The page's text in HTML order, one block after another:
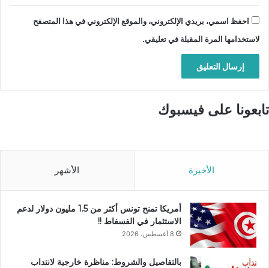
احفظ اسمي، بريدي الإلكتروني، والموقع الإلكتروني في هذا المتصفح
لاستخدامها المرة المقبلة في تعليقي.
تابعونا على فيسبوك
الأخيرة الأشهر
أمريكا تمنح تونس أكثر من 1.5 مليون دولار لدعم
الاستثمار في الفسفاط !!
8 أغسطس، 2026
بالتفاصيل والشروط: مناظرة خارجية لانتداب